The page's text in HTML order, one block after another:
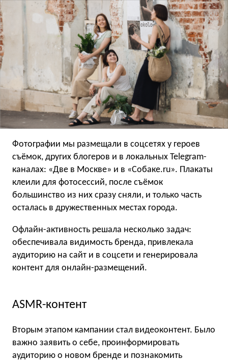
Фотографии мы размещали в соцсетях у героев
съёмок, других блогеров и в локальных Telegram-
каналах: «Две в Москве» и в «Собаке.ru». Плакаты
клеили для фотосессий, после съёмок
большинство из них сразу сняли, и только часть
осталась в дружественных местах города.
Офлайн-активность решала несколько задач:
обеспечивала видимость бренда, привлекала
аудиторию на сайт и в соцсети и генерировала
контент для онлайн-размещений.
ASMR-контент
Вторым этапом кампании стал видеоконтент. Было
важно заявить о себе, проинформировать
аудиторию о новом бренде и познакомить